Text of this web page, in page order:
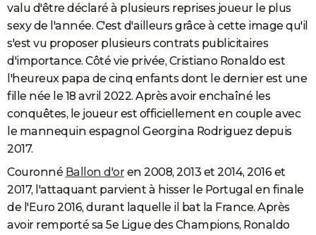
valu d'être déclaré à plusieurs reprises joueur le plus
sexy de l'année. C'est d'ailleurs grâce à cette image qu'il
s'est vu proposer plusieurs contrats publicitaires
d'importance. Côté vie privée, Cristiano Ronaldo est
l'heureux papa de cinq enfants dont le dernier est une
fille née le 18 avril 2022. Après avoir enchaîné les
conquêtes, le joueur est officiellement en couple avec
le mannequin espagnol Georgina Rodriguez depuis
2017.
Couronné Ballon d'oren 2008, 2013 et 2014, 2016 et
2017, l'attaquant parvient à hisser le Portugal en finale
de l'Euro 2016, durant laquelle il bat la France. Après
avoir remporté sa 5e Ligue des Champions, Ronaldo